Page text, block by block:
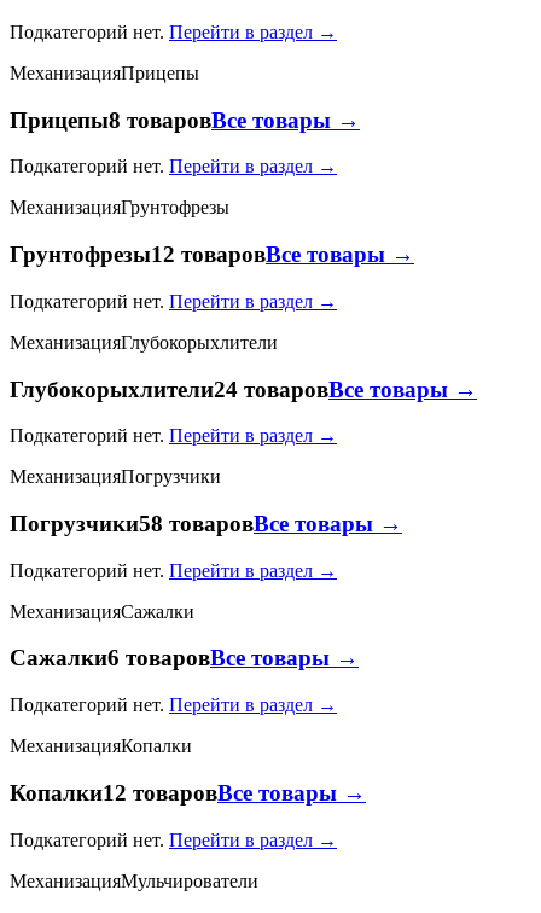
Подкатегорий нет. Перейти в раздел →
МеханизацияПрицепы
Прицепы8 товаровВсе товары →
Подкатегорий нет. Перейти в раздел →
МеханизацияГрунтофрезы
Грунтофрезы12 товаровВсе товары →
Подкатегорий нет. Перейти в раздел →
МеханизацияГлубокорыхлители
Глубокорыхлители24 товаровВсе товары →
Подкатегорий нет. Перейти в раздел →
МеханизацияПогрузчики
Погрузчики58 товаровВсе товары →
Подкатегорий нет. Перейти в раздел →
МеханизацияСажалки
Сажалки6 товаровВсе товары →
Подкатегорий нет. Перейти в раздел →
МеханизацияКопалки
Копалки12 товаровВсе товары →
Подкатегорий нет. Перейти в раздел →
МеханизацияМульчирователи